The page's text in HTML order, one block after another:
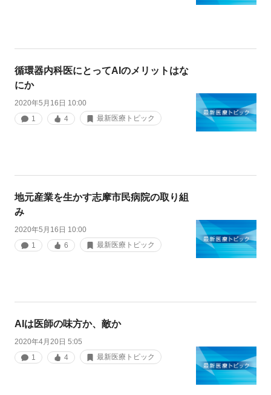
循環器内科医にとってAIのメリットはな
にか
2020年5月16日 10:00
1
4 最新医療トピック
地元産業を生かす志摩市民病院の取り組
み
2020年5月16日 10:00
1
6 最新医療トピック
AIは医師の味方か、敵か
2020年4月20日 5:05
1
4 最新医療トピック